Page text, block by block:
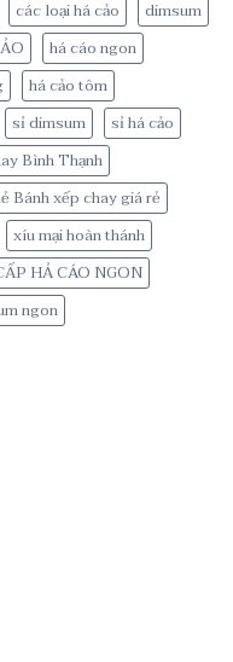
các loại há cảo
dimsum
há cáo ngon
há cảo tôm
sỉ dimsum
sỉ há cảo
Bình Thạnh
Bánh xếp chay giá rẻ
xíu mại hoàn thánh
HẢ CÁO NGON
ngon